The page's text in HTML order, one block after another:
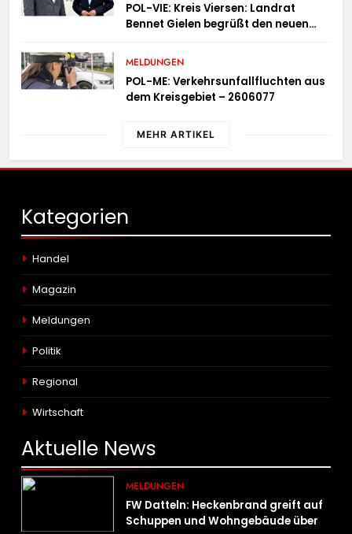
POL-VIE: Kreis Viersen: Landrat
Bennet Gielen begrüßt den neuen
MELDUNGEN
POL-ME: Verkehrsunfallfluchten aus
dem Kreisgebiet – 2606077
MEHR ARTIKEL
Kategorien
Handel
Magazin
Meldungen
Politik
Regional
Wirtschaft
Aktuelle News
MELDUNGEN
FW Datteln: Heckenbrand greift auf
Schuppen und Wohngebäude über